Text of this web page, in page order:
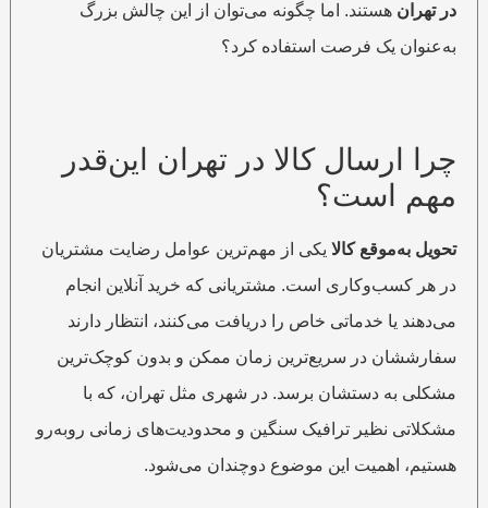
در تهرانهستند. اما چگونه می‌توان از این چالش بزرگ
به‌عنوان یک فرصت استفاده کرد؟
چرا ارسال کالا در تهران این‌قدر
مهم است؟
تحویل به‌موقع کالایکی از مهم‌ترین عوامل رضایت مشتریان
در هر کسب‌وکاری است. مشتریانی که خرید آنلاین انجام
می‌دهند یا خدماتی خاص را دریافت می‌کنند، انتظار دارند
سفارششان در سریع‌ترین زمان ممکن و بدون کوچک‌ترین
مشکلی به دستشان برسد. در شهری مثل تهران، که با
مشکلاتی نظیر ترافیک سنگین و محدودیت‌های زمانی روبه‌رو
هستیم، اهمیت این موضوع دوچندان می‌شود.